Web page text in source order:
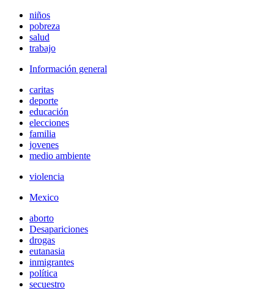
niños
pobreza
salud
trabajo
Información general
caritas
deporte
educación
elecciones
familia
jovenes
medio ambiente
violencia
Mexico
aborto
Desapariciones
drogas
eutanasia
inmigrantes
política
secuestro